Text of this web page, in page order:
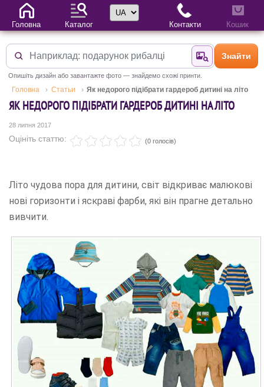
Знайти за
Знайти
Опишіть дизайн або завантажте фото — знайдемо схожі принти.
Головна Статьи Як недорого підібрати гардероб дитині на літо
ЯК НЕДОРОГО ПІДІБРАТИ ГАРДЕРОБ ДИТИНІ НА ЛІТО
28 липня 2017
Оцініть статтю: (0 голосів)
Літо чудова пора для дитини, світ відкриває малюкові
нові горизонти і яскраві фарби, які він прагне детально
вивчити.
Головна Каталог
Вибір мови
Контакти Кошик